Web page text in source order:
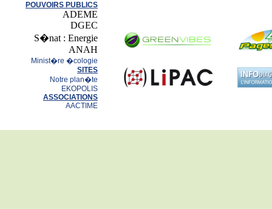
POUVOIRS PUBLICS
ADEME
DGEC
S�nat : Energie
ANAH
Minist�re �cologie
SITES
Notre plan�te
EKOPOLIS
ASSOCIATIONS
AACTIME